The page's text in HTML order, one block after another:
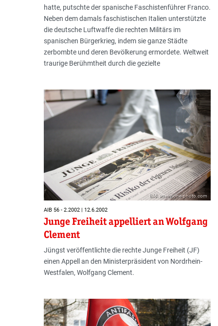
hatte, putschte der spanische Faschistenführer Franco.
Neben dem damals faschistischen Italien unterstützte
die deutsche Luftwaffe die rechten Militärs im
spanischen Bürgerkrieg, indem sie ganze Städte
zerbombte und deren Bevölkerung ermordete. Weltweit
traurige Berühmtheit durch die gezielte
Bild: attenzione-photo.com
AIB 56 - 2.2002 | 12.6.2002
Junge Freiheit appelliert an Wolfgang
Clement
Jüngst veröffentlichte die rechte Junge Freiheit (JF)
einen Appell an den Ministerpräsident von Nordrhein-
Westfalen, Wolfgang Clement.